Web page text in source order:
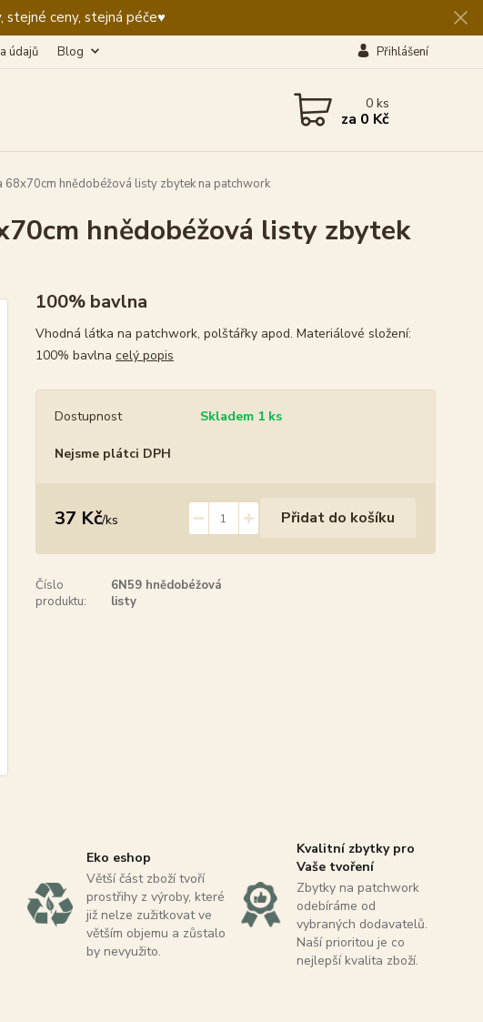
stejné ceny, stejná péče♥️
údajů Blog Přihlášení
0ks
za 0 Kč
68x70cm hnědobéžová listy zbytek na patchwork
hnědobéžová listy zbytek
100% bavlna
Vhodná látka na patchwork, polštářky apod. Materiálové složení:
100% bavlna celý popis
Dostupnost Skladem 1 ks
Nejsme plátci DPH
37 Kč/ks Přidat do košíku
Číslo
produktu:
6N59 hnědobéžová
listy
Eko eshop
Větší část zboží tvoří
prostřihy z výroby, které
již nelze zužitkovat ve
větším objemu a zůstalo
by nevyužito.
Kvalitní zbytky pro
Vaše tvoření
Zbytky na patchwork
odebíráme od
vybraných dodavatelů.
Naší prioritou je co
nejlepší kvalita zboží.